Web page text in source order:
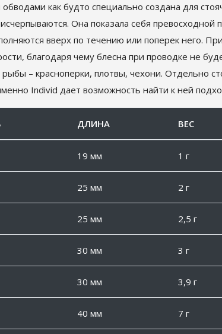
обводами как будто специально создана для
Она показала себя превосходной
вверх по течению или поперек него.
благодаря чему блесна при проводке не
– красноперки, плотвы, чехони. Отдельно
Individ дает возможность найти к ней
ДЛИНА ВЕС
19 мм 1 г
25 мм 2 г
25 мм 2,5 г
30 мм 3 г
30 мм 3,9 г
40 мм 7 г